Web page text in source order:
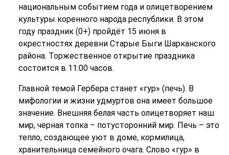
национальным событием года и олицетворением
культуры коренного народа республики. В этом
году праздник (0+) пройдёт 15 июня в
окрестностях деревни Старые Быги Шарканского
района. Торжественное открытие праздника
состоится в 11:00 часов.
Главной темой Гербера станет «гур» (печь). В
мифологии и жизни удмуртов она имеет большое
значение. Внешняя белая часть олицетворяет наш
мир, чёрная топка – потусторонний мир. Печь – это
тепло, создающее уют в доме, кормилица,
хранительница семейного очага. Слово «гур» в